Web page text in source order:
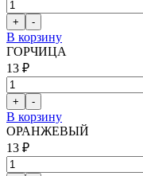
В корзину
ГОРЧИЦА
13 ₽
В корзину
ОРАНЖЕВЫЙ
13 ₽